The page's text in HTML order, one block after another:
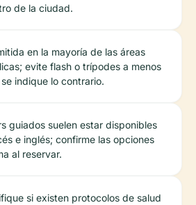
de la ciudad.
en la mayoría de las áreas
evite flash o trípodes a menos
indique lo contrario.
guiados suelen estar disponibles
e inglés; confirme las opciones
al reservar.
si existen protocolos de salud